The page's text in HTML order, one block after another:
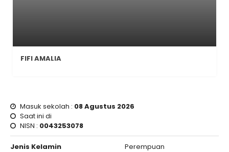
FIFI AMALIA
Masuk sekolah : 08 Agustus 2026
Saat ini di
NISN : 0043253078
Jenis Kelamin Perempuan